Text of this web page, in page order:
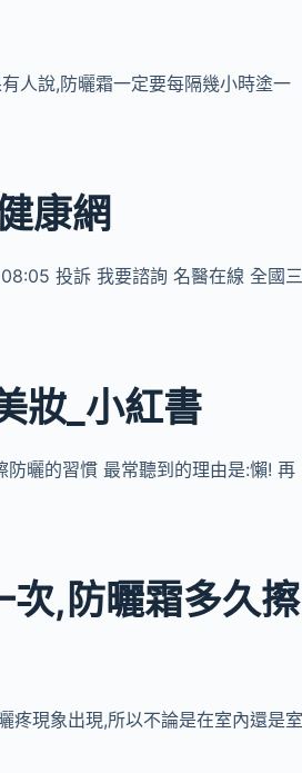
人說,防曬霜一定要每隔幾小時塗一
康網
投訴 我要諮詢 名醫在線 全國
妝_小紅書
曬的習慣 最常聽到的理由是:懶! 再
次,防曬霜多久擦
疼現象出現,所以不論是在室內還是